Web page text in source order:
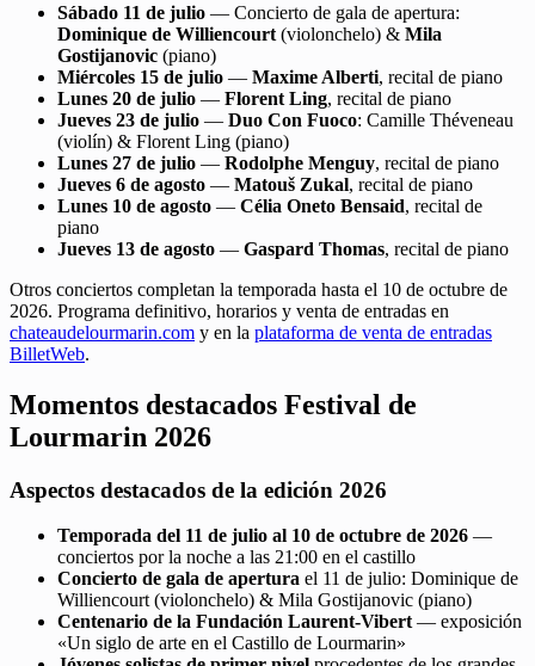
Sábado 11 de julio — Concierto de gala de apertura:
Dominique de Williencourt (violonchelo) & Mila
Gostijanovic (piano)
Miércoles 15 de julio — Maxime Alberti, recital de piano
Lunes 20 de julio — Florent Ling, recital de piano
Jueves 23 de julio — Duo Con Fuoco: Camille Théveneau
(violín) & Florent Ling (piano)
Lunes 27 de julio — Rodolphe Menguy, recital de piano
Jueves 6 de agosto — Matouš Zukal, recital de piano
Lunes 10 de agosto — Célia Oneto Bensaid, recital de
piano
Jueves 13 de agosto — Gaspard Thomas, recital de piano
Otros conciertos completan la temporada hasta el 10 de octubre de
2026. Programa definitivo, horarios y venta de entradas en
chateaudelourmarin.com y en la plataforma de venta de entradas
BilletWeb.
Momentos destacados Festival de
Lourmarin 2026
Aspectos destacados de la edición 2026
Temporada del 11 de julio al 10 de octubre de 2026 —
conciertos por la noche a las 21:00 en el castillo
Concierto de gala de apertura el 11 de julio: Dominique de
Williencourt (violonchelo) & Mila Gostijanovic (piano)
Centenario de la Fundación Laurent-Vibert— exposición
«Un siglo de arte en el Castillo de Lourmarin»